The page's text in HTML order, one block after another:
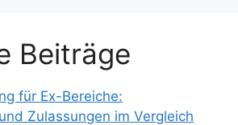
Beiträge
für Ex-Bereiche:
Zulassungen im Vergleich